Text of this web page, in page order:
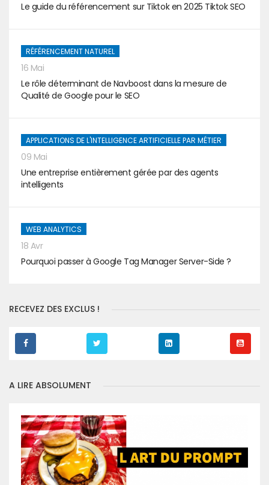
Le guide du référencement sur Tiktok en 2025 Tiktok SEO
RÉFÉRENCEMENT NATUREL
16 Mai
Le rôle déterminant de Navboost dans la mesure de
Qualité de Google pour le SEO
APPLICATIONS DE L'INTELLIGENCE ARTIFICIELLE PAR MÉTIER
09 Mai
Une entreprise entièrement gérée par des agents
intelligents
WEB ANALYTICS
18 Avr
Pourquoi passer à Google Tag Manager Server-Side ?
RECEVEZ DES EXCLUS !
A LIRE ABSOLUMENT